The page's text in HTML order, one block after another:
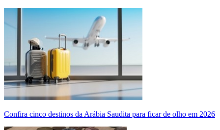
Confira cinco destinos da Arábia Saudita para ficar de olho em 2026